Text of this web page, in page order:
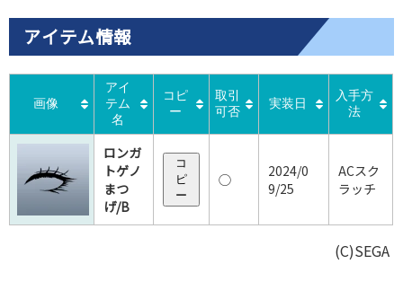
アイテム情報
画像
アイ
テム
名
コピ
ー
取引
可否
実装日
入手方
法
ロンガ
トゲノ
まつ
げ/B
コ
ピ
ー
◯
2024/0
9/25
ACスク
ラッチ
(C)SEGA